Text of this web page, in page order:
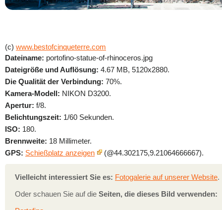
(c) www.bestofcinqueterre.com
Dateiname: portofino-statue-of-rhinoceros.jpg
Dateigröße und Auflösung: 4.67 MB, 5120x2880.
Die Qualität der Verbindung: 70%.
Kamera-Modell: NIKON D3200.
Apertur: f/8.
Belichtungszeit: 1/60 Sekunden.
ISO: 180.
Brennweite: 18 Millimeter.
GPS: Schießplatz anzeigen (@44.302175,9.21064666667).
Vielleicht interessiert Sie es: Fotogalerie auf unserer Website.
Oder schauen Sie auf die Seiten, die dieses Bild verwenden: